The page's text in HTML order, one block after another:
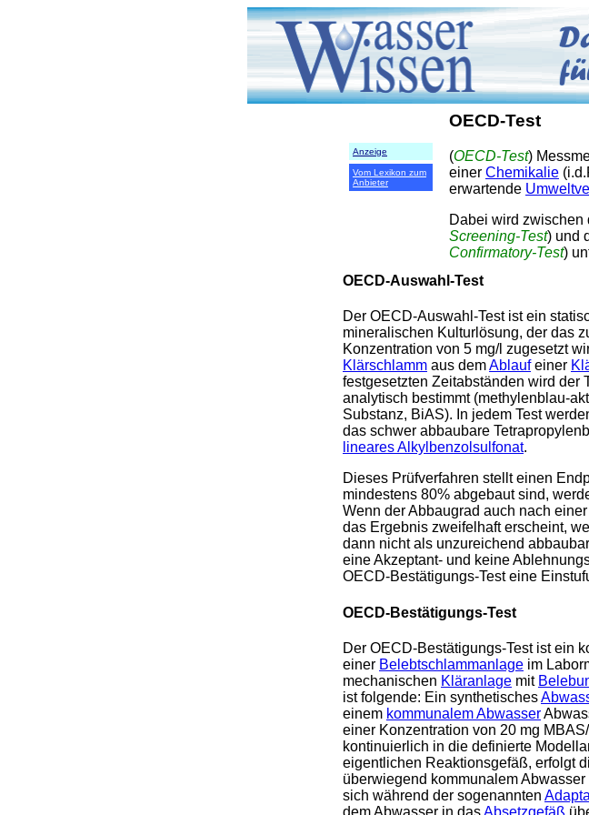
Anzeige
Vom Lexikon zum
Anbieter
OECD-Test
(OECD-Test)
einer Chemikalie
erwartende
Dabei wird zwischen
Screening-Test) und
Confirmatory-Test)
OECD-Auswahl-Test
Der OECD-Auswahl-Test ist ein
mineralischen Kulturlösung, der das
Konzentration von 5 mg/l zugesetzt
Klärschlamm aus demAblaufeiner
festgesetzten Zeitabständen wird der
analytisch bestimmt (methylenblau-
Substanz, BiAS). In jedem Test
das schwer abbaubare
lineares Alkylbenzolsulfonat.
Dieses Prüfverfahren stellt einen
mindestens 80% abgebaut sind,
Wenn der Abbaugrad auch nach
das Ergebnis zweifelhaft erscheint,
dann nicht als unzureichend
eine Akzeptant- und keine
OECD-Bestätigungs-Test eine
OECD-Bestätigungs-Test
Der OECD-Bestätigungs-Test ist ein
einer Belebtschlammanlage im
mechanischen Kläranlage mit
ist folgende: Ein synthetisches
einem kommunalem Abwasser
einer Konzentration von 20 mg
kontinuierlich in die definierte
eigentlichen Reaktionsgefäß, erfolgt
überwiegend kommunalem
sich während der sogenannten
dem Abwasser in das Absetzgefäß